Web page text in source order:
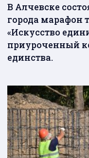
В Алчевске
города марафон
«Искусство
приуроченный
единства.